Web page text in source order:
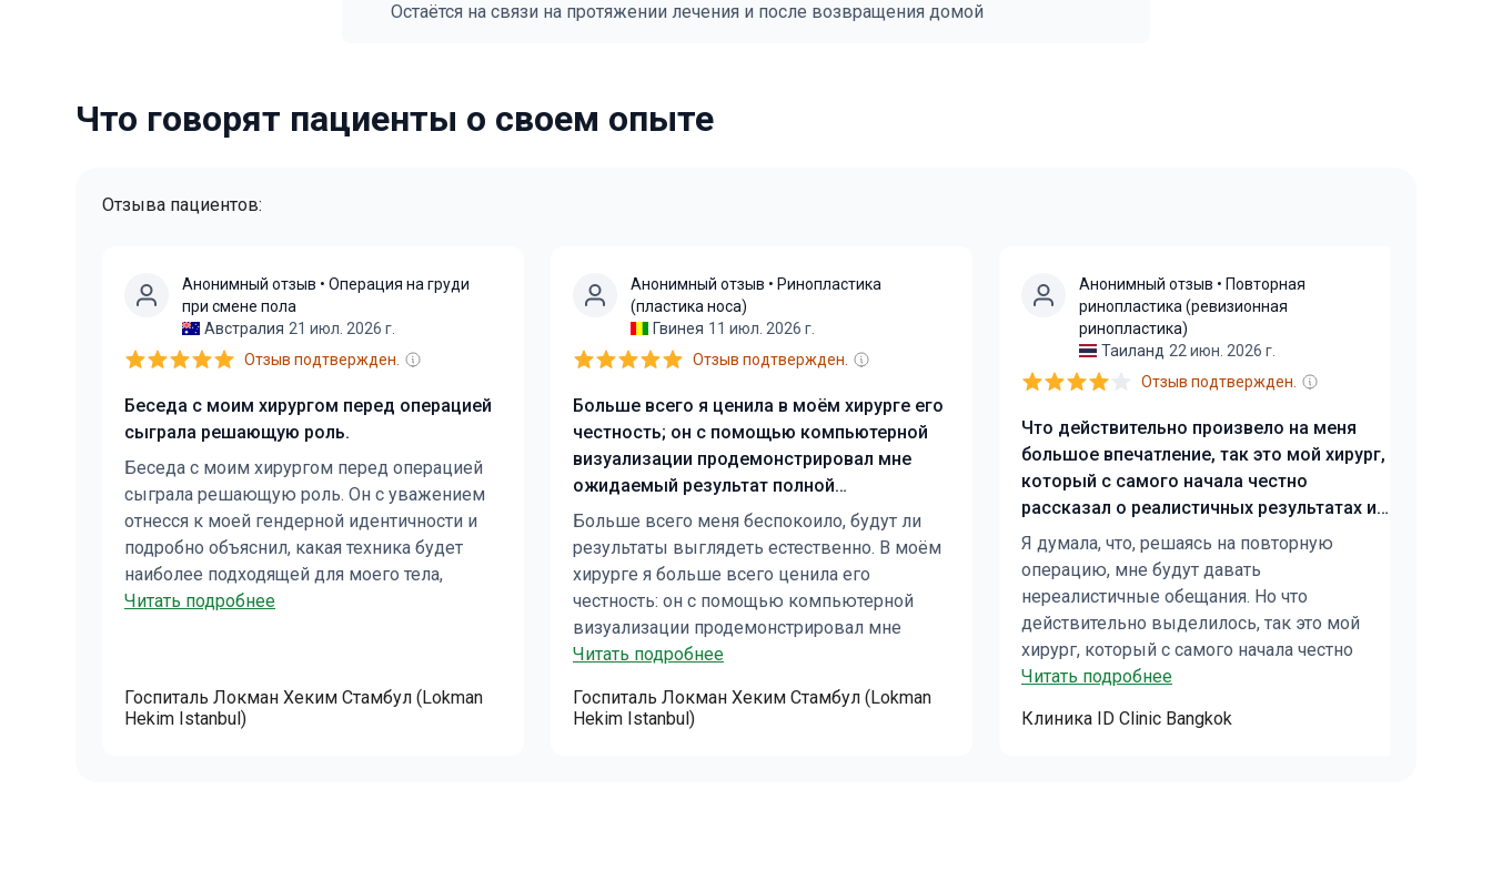
Остаётся на связи на протяжении лечения и после возвращения домой
Что говорят пациенты о своем опыте
Отзыва пациентов:
Анонимный отзыв • Операция на груди
при смене пола
Австралия 21 июл. 2026 г.
Отзыв подтвержден.
Беседа с моим хирургом перед операцией
сыграла решающую роль.
Беседа с моим хирургом перед операцией
сыграла решающую роль. Он с уважением
отнесся к моей гендерной идентичности и
подробно объяснил, какая техника будет
наиболее подходящей для моего тела,
уделив время обсуждению моих целей по
восстановление проходит примерно так, как
и ожидалось. Клиника отлично
Читать подробнее
Госпиталь Локман Хеким Стамбул (Lokman
Hekim Istanbul)
Анонимный отзыв • Ринопластика
(пластика носа)
Гвинея 11 июл. 2026 г.
Отзыв подтвержден.
Больше всего я ценила в моём хирурге его
честность; он с помощью компьютерной
визуализации продемонстрировал мне
ожидаемый результат полной
реконструкции носа, что позволило
поставить чёткую и достижимую цель.
Больше всего меня беспокоило, будут ли
результаты выглядеть естественно. В моём
хирурге я больше всего ценила его
честность: он с помощью компьютерной
визуализации продемонстрировал мне
ожидаемый результат полной
поставить чёткую и достижимую цель.
Операция проводилась методом открытой
Читать подробнее
Госпиталь Локман Хеким Стамбул (Lokman
Hekim Istanbul)
Анонимный отзыв • Повторная
ринопластика (ревизионная
ринопластика)
Таиланд 22 июн. 2026 г.
Отзыв подтвержден.
Что действительно произвело на меня
большое впечатление, так это мой хирург,
который с самого начала честно
рассказал о реалистичных результатах и
лично провел как консультацию, так и
операцию. Это вселило в меня
уверенность.
Я думала, что, решаясь на повторную
операцию, мне будут давать
нереалистичные обещания. Но что
действительно выделилось, так это мой
хирург, который с самого начала честно
говорил о реалистичных результатах и лично
операцию. Это вселило в меня уверенность.
Читать подробнее
Клиника ID Clinic Bangkok